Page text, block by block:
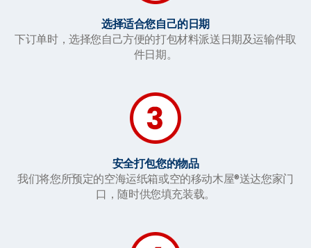
选择适合您自己的日期
下订单时，选择您自己方便的打包材料派送日期及运输件取
件日期。
安全打包您的物品
我们将您所预定的空海运纸箱或空的移动木屋®送达您家门
口，随时供您填充装载。